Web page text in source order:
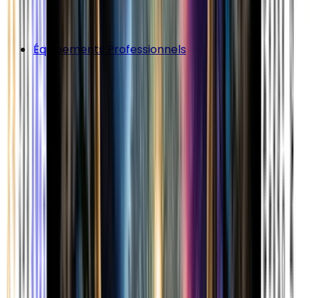
Équipements Professionnels